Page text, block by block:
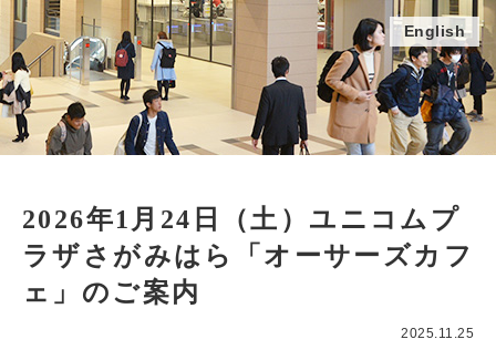
English
2026年1月24日（土）ユニコムプ
ラザさがみはら「オーサーズカフ
ェ」のご案内
2025.11.25